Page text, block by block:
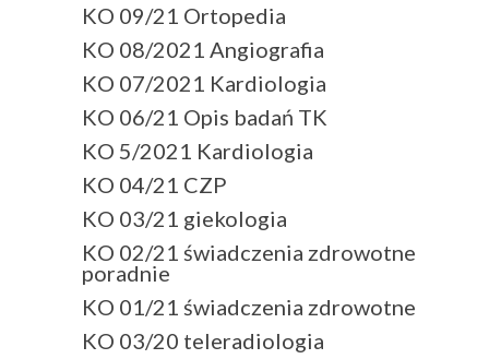
KO 09/21 Ortopedia
KO 08/2021 Angiografia
KO 07/2021 Kardiologia
KO 06/21 Opis badań TK
KO 5/2021 Kardiologia
KO 04/21 CZP
KO 03/21 giekologia
KO 02/21 świadczenia zdrowotne
poradnie
KO 01/21 świadczenia zdrowotne
KO 03/20 teleradiologia